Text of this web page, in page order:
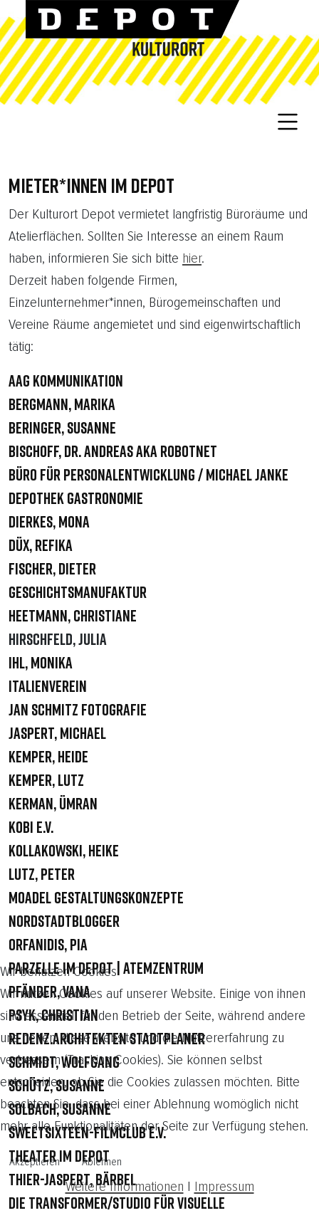
MIETER*INNEN IM DEPOT
Der Kulturort Depot vermietet langfristig Büroräume und
Atelierflächen. Sollten Sie Interesse an einem Raum
haben, informieren Sie sich bitte hier.
Derzeit haben folgende Firmen,
Einzelunternehmer*innen, Bürogemeinschaften und
Vereine Räume angemietet und sind eigenwirtschaftlich
tätig:
AAG Kommunikation
Bergmann, Marika
Beringer, Susanne
Bischoff, Dr. Andreas aka robotnet
Büro für Personalentwicklung / Michael Janke
Depothek Gastronomie
Dierkes, Mona
Düx, Refika
Fischer, Dieter
Geschichtsmanufaktur
Heetmann, Christiane
Hirschfeld, Julia
Ihl, Monika
Italienverein
Jan Schmitz Fotografie
Jaspert, Michael
Kemper, Heide
Kemper, Lutz
Kerman, Ümran
KOBI e.V.
Kollakowski, Heike
Lutz, Peter
Moadel Gestaltungskonzepte
Nordstadtblogger
Orfanidis, Pia
Parzelle im Depot | Atemzentrum
Pfänder, Vana
Psyk, Christian
Redenz.Architekten Stadtplaner
Schmidt, Wolfgang
Schütz, Susanne
Solbach, Susanne
sweetSixteen-filmclub e.V.
Theater im Depot
Thier-Jaspert, Bärbel
Die Transformer/Studio für visuelle
Wir benutzen Cookies
Wir nutzen Cookies auf unserer Website. Einige von ihnen
sind essenziell für den Betrieb der Seite, während andere
uns helfen, diese Website und die Nutzererfahrung zu
verbessern (Tracking Cookies). Sie können selbst
entscheiden, ob Sie die Cookies zulassen möchten. Bitte
beachten Sie, dass bei einer Ablehnung womöglich nicht
mehr alle Funktionalitäten der Seite zur Verfügung stehen.
Akzeptieren Ablehnen
Weitere Informationen | Impressum